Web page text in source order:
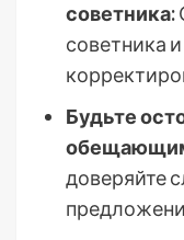
советника:
советника
Будьте
доверяйте